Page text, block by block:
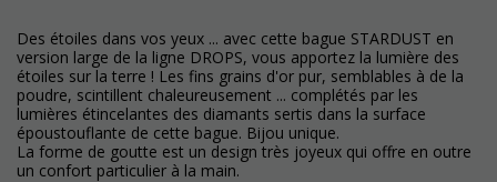
Des étoiles dans vos yeux ... avec cette bague STARDUST en
version large de la ligne DROPS, vous apportez la lumière des
étoiles sur la terre ! Les fins grains d'or pur, semblables à de la
poudre, scintillent chaleureusement ... complétés par les
lumières étincelantes des diamants sertis dans la surface
époustouflante de cette bague. Bijou unique.
La forme de goutte est un design très joyeux qui offre en outre
un confort particulier à la main.